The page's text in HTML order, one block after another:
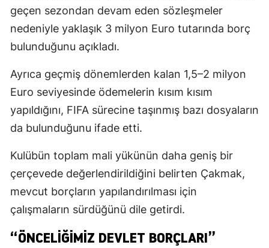
geçen sezondan devam eden sözleşmeler
nedeniyle yaklaşık 3 milyon Euro tutarında borç
bulunduğunu açıkladı.
Ayrıca geçmiş dönemlerden kalan 1,5–2 milyon
Euro seviyesinde ödemelerin kısım kısım
yapıldığını, FIFA sürecine taşınmış bazı dosyaların
da bulunduğunu ifade etti.
Kulübün toplam mali yükünün daha geniş bir
çerçevede değerlendirildiğini belirten Çakmak,
mevcut borçların yapılandırılması için
çalışmaların sürdüğünü dile getirdi.
“ÖNCELIĞIMIZ DEVLET BORÇLARI”